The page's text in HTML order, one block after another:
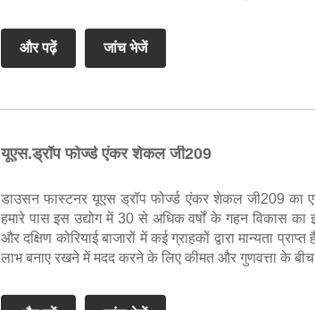
और पढ़ें जांच भेजें
यूएस.ड्रॉप फोर्ज्ड एंकर शेकल जी209
डाउसन फास्टनर यूएस ड्रॉप फोर्ज्ड एंकर शेकल जी209 का एक
हमारे पास इस उद्योग में 30 से अधिक वर्षों के गहन विकास का
और दक्षिण कोरियाई बाजारों में कई ग्राहकों द्वारा मान्यता
लाभ बनाए रखने में मदद करने के लिए कीमत और गुणवत्ता के